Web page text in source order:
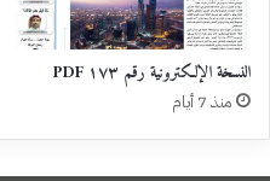
النسخة الإلكترونية رقم ١٧٣ PDF
منذ 7 أيام